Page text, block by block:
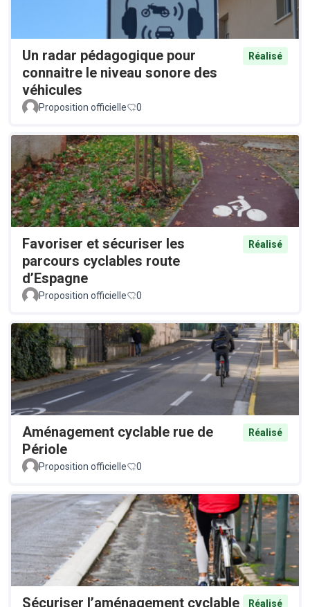
Un radar pédagogique pour
connaitre le niveau sonore des
véhicules
Réalisé
Proposition officielle 0
Favoriser et sécuriser les
parcours cyclables route
d’Espagne
Réalisé
Proposition officielle 0
Aménagement cyclable rue de
Périole
Réalisé
Proposition officielle 0
Sécuriser l’aménagement cyclable Réalisé